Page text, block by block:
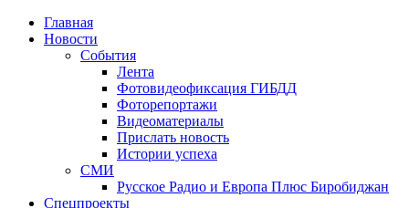
Главная
Новости
События
Лента
Фотовидеофиксация ГИБДД
Фоторепортажи
Видеоматериалы
Прислать новость
Истории успеха
СМИ
Русское Радио и Европа Плюс Биробиджан
Спецпроекты